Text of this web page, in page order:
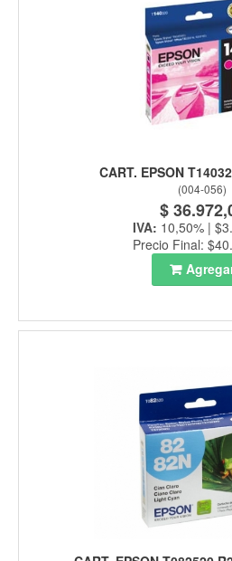
CART. EPSON
(004-056)
$
IVA: 10,50% |
Precio Final: